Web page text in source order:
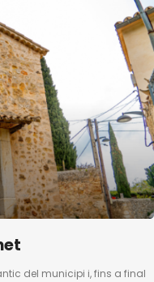
del municipi i, fins a final